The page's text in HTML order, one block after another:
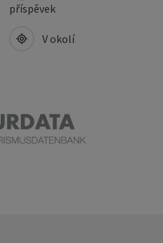
příspěvek
V okolí